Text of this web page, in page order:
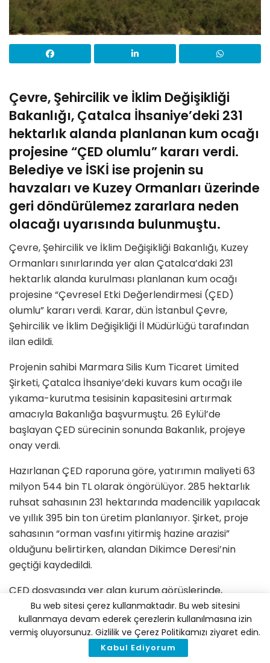
Çevre, Şehircilik ve İklim Değişikliği
Bakanlığı, Çatalca İhsaniye’deki 231
hektarlık alanda planlanan kum ocağı
projesine “ÇED olumlu” kararı verdi.
Belediye ve İSKİ ise projenin su
havzaları ve Kuzey Ormanları üzerinde
geri döndürülemez zararlara neden
olacağı uyarısında bulunmuştu.
Çevre, Şehircilik ve İklim Değişikliği Bakanlığı, Kuzey
Ormanları sınırlarında yer alan Çatalca’daki 231
hektarlık alanda kurulması planlanan kum ocağı
projesine “Çevresel Etki Değerlendirmesi (ÇED)
olumlu” kararı verdi. Karar, dün İstanbul Çevre,
Şehircilik ve İklim Değişikliği İl Müdürlüğü tarafından
ilan edildi.
Projenin sahibi Marmara Silis Kum Ticaret Limited
Şirketi, Çatalca İhsaniye’deki kuvars kum ocağı ile
yıkama-kurutma tesisinin kapasitesini artırmak
amacıyla Bakanlığa başvurmuştu. 26 Eylül’de
başlayan ÇED sürecinin sonunda Bakanlık, projeye
onay verdi.
Hazırlanan ÇED raporuna göre, yatırımın maliyeti 63
milyon 544 bin TL olarak öngörülüyor. 285 hektarlık
ruhsat sahasının 231 hektarında madencilik yapılacak
ve yıllık 395 bin ton üretim planlanıyor. Şirket, proje
sahasının “orman vasfını yitirmiş hazine arazisi”
olduğunu belirtirken, alandan Dikimce Deresi’nin
geçtiği kaydedildi.
ÇED dosyasında yer alan kurum görüşlerinde,
Çatalca Belediyesi Plan ve Proje Şube Müdürlüğü,
ilçenin %90’ının içme suyu koruma havzasında
bulunduğunu hatırlatarak uyarılarda bulundu. Proje
alanının bir bölümünün “tarımsal niteliği korunacak
Bu web sitesi çerez kullanmaktadır. Bu web sitesini
kullanmaya devam ederek çerezlerin kullanılmasına izin
vermiş oluyorsunuz. Gizlilik ve Çerez Politikamızı ziyaret edin.
Kabul Ediyorum